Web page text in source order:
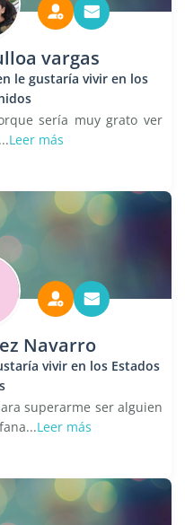
vargas
le gustaría vivir en los
sería muy grato ver
Leer más
Navarro
vivir en los Estados
superarme ser alguien
Leer más